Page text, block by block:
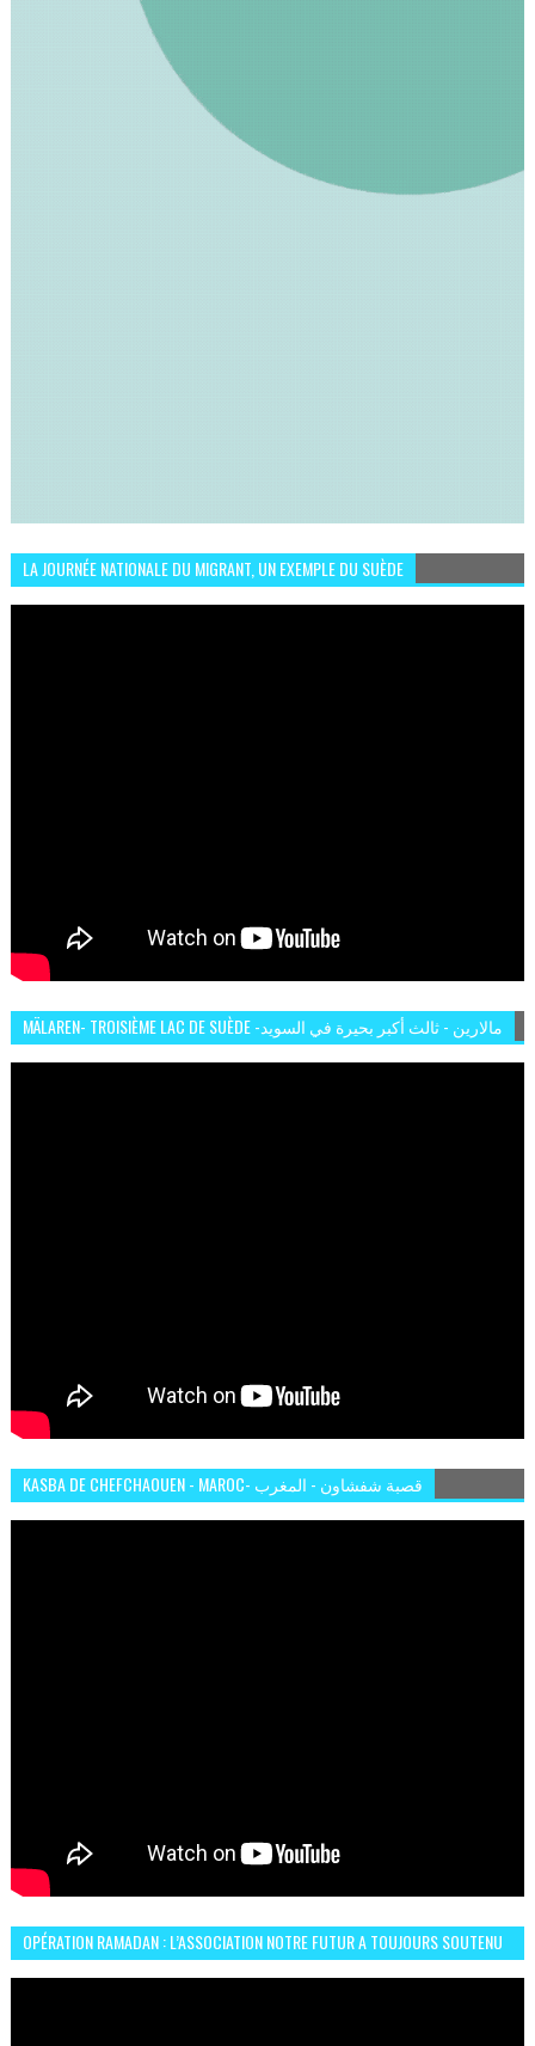
LA JOURNÉE NATIONALE DU MIGRANT, UN EXEMPLE DU SUÈDE
MÄLAREN- TROISIÈME LAC DE SUÈDE -مالارين - ثالث أكبر بحيرة في السويد
KASBA DE CHEFCHAOUEN - MAROC- قصبة شفشاون - المغرب
OPÉRATION RAMADAN : L’ASSOCIATION NOTRE FUTUR A TOUJOURS SOUTENU